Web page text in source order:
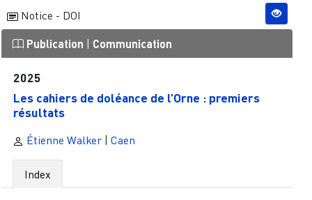
Notice - DOI
Publication | Communication
2025
Les cahiers de doléance de l’Orne : premiers
résultats
Étienne Walker| Caen
Index